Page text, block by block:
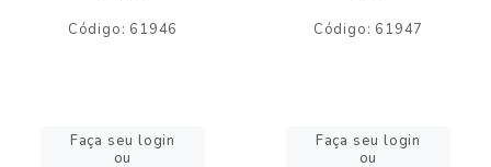
Código: 61946
Faça seu login
ou
Código: 61947
Faça seu login
ou